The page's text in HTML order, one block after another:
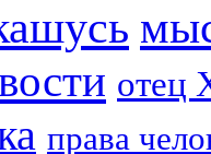
отец
права